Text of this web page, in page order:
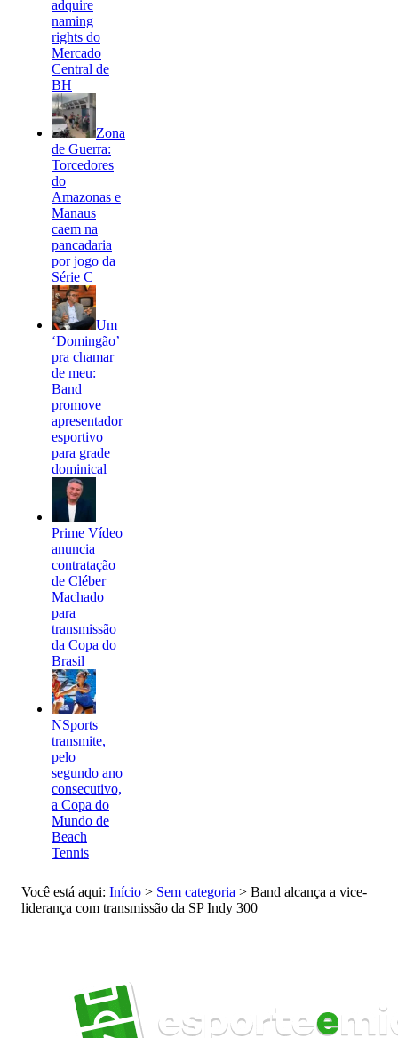
adquire
naming
rights do
Mercado
Central de
BH
Zona
de Guerra:
Torcedores
do
Amazonas e
Manaus
caem na
pancadaria
por jogo da
Série C
Um
‘Domingão’
pra chamar
de meu:
Band
promove
apresentador
esportivo
para grade
dominical
Prime Vídeo
anuncia
contratação
de Cléber
Machado
para
transmissão
da Copa do
Brasil
NSports
transmite,
pelo
segundo ano
consecutivo,
a Copa do
Mundo de
Beach
Tennis
Você está aqui: Início > Sem categoria > Band alcança a vice-
liderança com transmissão da SP Indy 300